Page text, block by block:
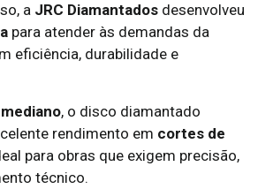
a JRC Diamantados desenvolveu
para atender às demandas da
eficiência, durabilidade e
, o disco diamantado
rendimento em cortes de
para obras que exigem precisão,
técnico.